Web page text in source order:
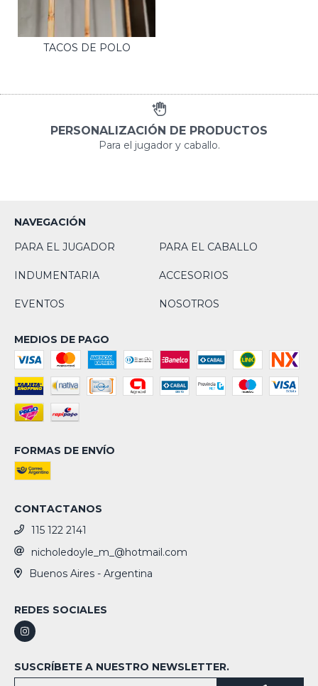
TACOS DE POLO
PERSONALIZACIÓN DE PRODUCTOS
Para el jugador y caballo.
NAVEGACIÓN
PARA EL JUGADOR
PARA EL CABALLO
INDUMENTARIA ACCESORIOS
EVENTOS NOSOTROS
MEDIOS DE PAGO
FORMAS DE ENVÍO
CONTACTANOS
115 122 2141
nicholedoyle_m_@hotmail.com
Buenos Aires - Argentina
REDES SOCIALES
SUSCRÍBETE A NUESTRO NEWSLETTER.